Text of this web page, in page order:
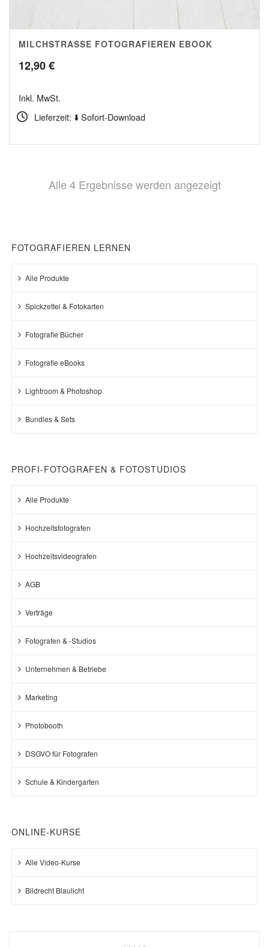
5.00
MILCHSTRASSE FOTOGRAFIEREN EBOOK
12,90€
Inkl. MwSt.
Lieferzeit: ⬇️ Sofort-Download
Alle 4 Ergebnisse werden angezeigtNach
FOTOGRAFIEREN LERNEN
Alle Produkte
Spickzettel & Fotokarten
Fotografie Bücher
Fotografie eBooks
Lightroom & Photoshop
Bundles & Sets
PROFI-FOTOGRAFEN & FOTOSTUDIOS
Alle Produkte
Hochzeitsfotografen
Hochzeitsvideografen
AGB
Verträge
Fotografen & -Studios
Unternehmen & Betriebe
Marketing
Photobooth
DSGVO für Fotografen
Schule & Kindergarten
ONLINE-KURSE
Alle Video-Kurse
Bildrecht Blaulicht